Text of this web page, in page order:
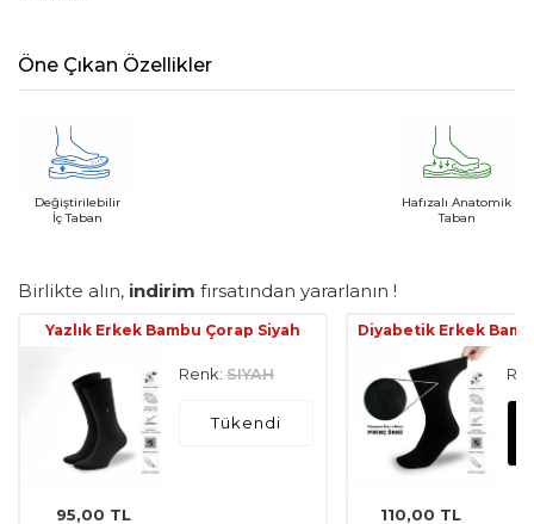
Öne Çıkan Özellikler
Değiştirilebilir
İç Taban
Hafızalı Anatomik
Taban
Birlikte alın, indirim fırsatından yararlanın !
Yazlık Erkek Bambu Çorap Siyah
95,00 TL
Renk: SIYAH
Tükendi
Diyabetik Erkek
110,00 TL